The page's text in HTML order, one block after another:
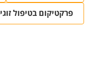
פרקטיקום בטיפול זוגי